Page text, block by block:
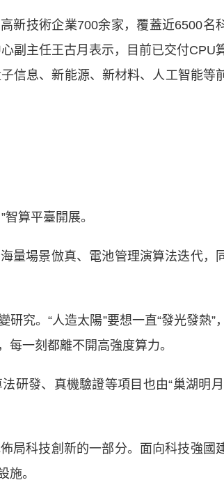
新技術企業700余家，覆蓋近6500名
副主任王古月表示，目前已交付CPU
信息、新能源、新材料、人工智能等
算平臺開展。
場景倣真、電池管理演算法迭代，
。“人造太陽”要想一直“發光發熱”，
一刻都離不開高強度算力。
發、真機驗證等項目也由“巢湖明月
科技創新的一部分。面向科技強國
施。